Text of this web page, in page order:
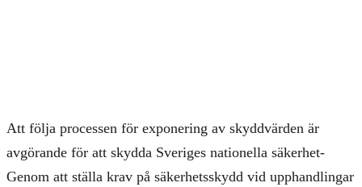
Att följa processen för exponering av skyddvärden är
avgörande för att skydda Sveriges nationella säkerhet-
Genom att ställa krav på säkerhetsskydd vid upphandlingar